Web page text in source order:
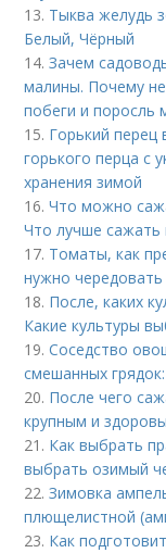
13. Тыква желудь
Белый, Чёрный
14.Зачем
малины. Почему
побеги и поросль
15. Горький перец
горького перца с
хранения зимой
16.Что можно
Что лучше сажать
17. Томаты, как
нужно чередовать
18. После, каких
Какие культуры
19.Соседство
смешанных
20. После чего
крупным и
21. Как выбрать
выбрать озимый
22.Зимовка
плющелистной
23. Как